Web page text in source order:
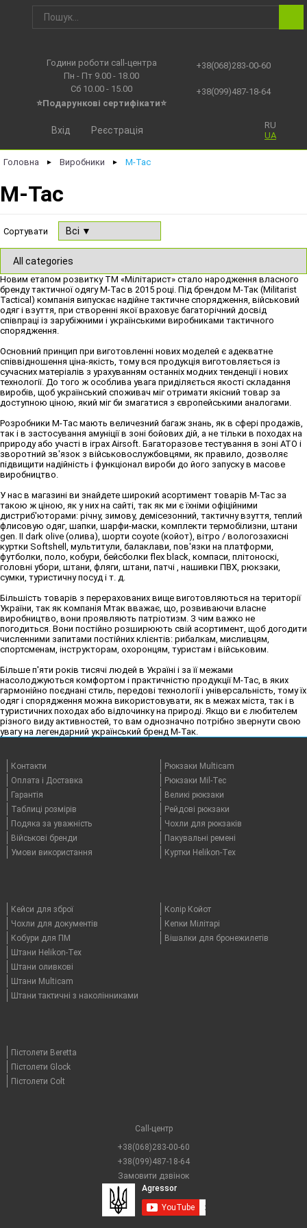
Години роботи call-центра
Пн - Пт 9.00 - 18.00
Сб 10.00 - 15.00
⭐Подарункові сертифікати⭐
+38(068)283-00-60
+38(099)487-18-64
RU
UA
Вхід Реєстрація
Головна ► Виробники ► M-Tac
M-Tac
Сортувати
Новим етапом розвитку ТМ «Мілітарист» стало народження власного
бренду тактичної одягу М-Тас в 2015 році. Під брендом М-Так (Militarist
Tactical) компанія випускає надійне тактичне спорядження, військовий
одяг і взуття, при створенні якої враховує багаторічний досвід
співпраці із зарубіжними і українськими виробниками тактичного
спорядження.
Основний принцип при виготовленні нових моделей є адекватне
співвідношення ціна-якість, тому вся продукція виготовляється із
сучасних матеріалів з урахуванням останніх модних тенденції і нових
технології. До того ж особлива увага приділяється якості складання
виробів, щоб український споживач міг отримати якісний товар за
доступною ціною, який міг би змагатися з європейськими аналогами.
Розробники М-Тас мають величезний багаж знань, як в сфері продажів,
так і в застосування амуніції в зоні бойових дій, а не тільки в походах на
природу або участі в іграх Airsoft. Багаторазове тестування в зоні АТО і
зворотний зв'язок з військовослужбовцями, як правило, дозволяє
підвищити надійність і функціонал вироби до його запуску в масове
виробництво.
У нас в магазині ви знайдете широкий асортимент товарів M-Tac за
такою ж ціною, як у них на сайті, так як ми є їхніми офіційними
дистриб'юторами: річну, зимову, демісезонний, тактичну взуття, теплий
флисовую одяг, шапки, шарфи-маски, комплекти термобілизни, штани
gen. II dark olive (олива), шорти coyote (койот), вітро / вологозахисні
куртки Softshell, мультитули, балаклави, пов'язки на платформи,
футболки, поло, кобури, бейсболки flex black, компаси, плітоноскі,
головні убори, штани, фляги, штани, патчі , нашивки ПВХ, рюкзаки,
сумки, туристичну посуд і т. д.
Більшість товарів з перерахованих вище виготовляються на території
України, так як компанія Мтак вважає, що, розвиваючи власне
виробництво, вони проявляють патріотизм. З чим важко не
погодиться. Вони постійно розширюють свій асортимент, щоб догодити
численними запитами постійних клієнтів: рибалкам, мисливцям,
спортсменам, інструкторам, охоронцям, туристам і військовим.
Більше п'яти років тисячі людей в Україні і за її межами
насолоджуються комфортом і практичністю продукції М-Тас, в яких
гармонійно поєднані стиль, передові технології і універсальність, тому їх
одяг і спорядження можна використовувати, як в межах міста, так і в
туристичних походах або відпочинку на природі. Якщо ви є любителем
різного виду активностей, то вам однозначно потрібно звернути свою
увагу на легендарний український бренд М-Так.
Контакти
Оплата i Доставка
Гарантія
Таблицi розмірів
Подяка за уважність
Військові бренди
Умови використання
Рюкзаки Multicam
Рюкзаки Mil-Tec
Великі рюкзаки
Рейдові рюкзаки
Чохли для рюкзаків
Пакувальні ремені
Куртки Helikon-Tex
Кейси для зброї
Чохли для документів
Кобури для ПМ
Штани Helikon-Tex
Штани оливкові
Штани Multicam
Штани тактичні з наколінниками
Колір Койот
Кепки Мілітарі
Вішалки для бронежилетів
Пістолети Beretta
Пістолети Glock
Пістолети Colt
Call-центр
+38(068)283-00-60
+38(099)487-18-64
Замовити дзвінок